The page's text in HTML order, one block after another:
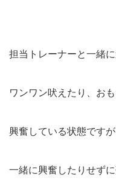
担当トレーナーと一緒
ワンワン吠えたり、お
興奮している状態ですが
一緒に興奮したりせず